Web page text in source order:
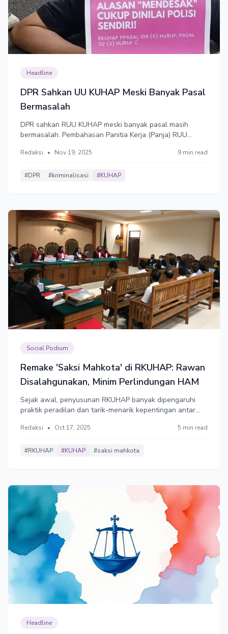
Headline
DPR Sahkan UU KUHAP Meski Banyak Pasal
Bermasalah
DPR sahkan RUU KUHAP meski banyak pasal masih
bermasalah. Pembahasan Panitia Kerja (Panja) RUU
tancap gas setuju.
Redaksi • Nov 19, 2025 9 min read
#DPR #kriminalisasi #KUHAP
Social Podium
Remake 'Saksi Mahkota' di RKUHAP: Rawan
Disalahgunakan, Minim Perlindungan HAM
Sejak awal, penyusunan RKUHAP banyak dipengaruhi
praktik peradilan dan tarik-menarik kepentingan antar
dilihat sebagai aturan main antar kekuasaan, bukan
dipandang penting hanya untuk pembuktian, tapi tidak
Redaksi • Oct 17, 2025 5 min read
#RKUHAP #KUHAP #saksi mahkota
Headline